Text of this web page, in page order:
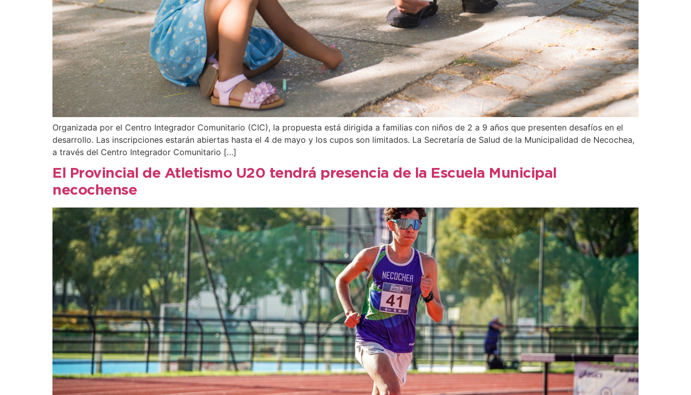
Organizada por el Centro Integrador Comunitario (CIC), la propuesta está dirigida a familias con niños de 2 a 9 años que presenten desafíos en el
desarrollo. Las inscripciones estarán abiertas hasta el 4 de mayo y los cupos son limitados. La Secretaría de Salud de la Municipalidad de Necochea,
a través del Centro Integrador Comunitario […]
El Provincial de Atletismo U20 tendrá presencia de la Escuela Municipal
necochense